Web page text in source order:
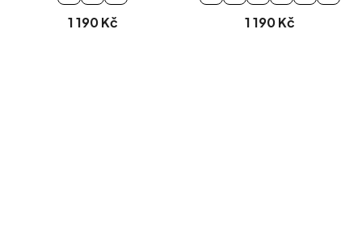
1 190 Kč 1 190 Kč